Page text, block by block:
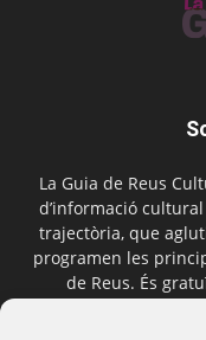
La Guia de Reus
d’informació
trajectòria, que
programen les
de Reus. És